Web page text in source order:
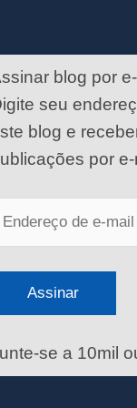
blog por e-
seu
blog e
por e-
Assinar
se a 10mil